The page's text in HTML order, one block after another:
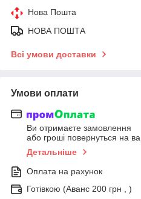
Нова Пошта
НОВА ПОШТА
Всі умови доставки
Умови оплати
Ви отримаєте замовлення
або гроші повернуться на
Детальніше
Оплата на рахунок
Готівкою (Аванс 200 грн , )